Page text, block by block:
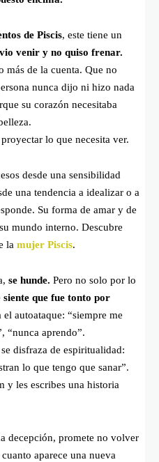
de Piscis, este tiene un
venir y no quiso frenar.
más de la cuenta. Que no
nunca dijo ni hizo nada
su corazón necesitaba
lo que necesita ver.
desde una sensibilidad
una tendencia a idealizar o a
Su forma de amar y de
mundo interno. Descubre
la mujer Piscis.
se hunde. Pero no solo por lo
siente que fue tonto por
autoataque: “siempre me
“nunca aprendo”.
disfraza de espiritualidad:
lo que tengo que sanar”.
y les escribes una historia
decepción, promete no volver
aparece una nueva